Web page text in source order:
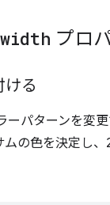
プロ
る
ーパターンを変
ムの色を決定し